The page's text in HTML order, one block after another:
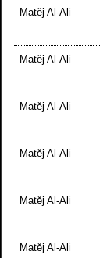
Matěj Al-Ali
Matěj Al-Ali
Matěj Al-Ali
Matěj Al-Ali
Matěj Al-Ali
Matěj Al-Ali